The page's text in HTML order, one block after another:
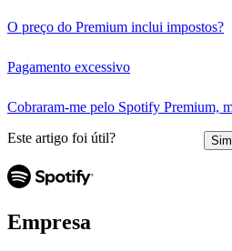
O preço do Premium inclui impostos?
Pagamento excessivo
Cobraram-me pelo Spotify Premium,
Este artigo foi útil? Sim
Empresa